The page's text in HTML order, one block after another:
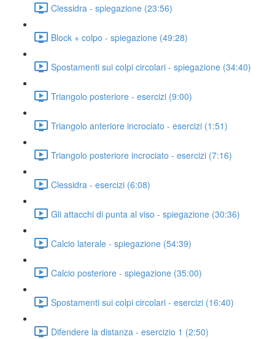
Clessidra - spiegazione (23:56)
Block + colpo - spiegazione (49:28)
Spostamenti sui colpi circolari - spiegazione (34:40)
Triangolo posteriore - esercizi (9:00)
Triangolo anteriore incrociato - esercizi (1:51)
Triangolo posteriore incrociato - esercizi (7:16)
Clessidra - esercizi (6:08)
Gli attacchi di punta al viso - spiegazione (30:36)
Calcio laterale - spiegazione (54:39)
Calcio posteriore - spiegazione (35:00)
Spostamenti sui colpi circolari - esercizi (16:40)
Difendere la distanza - esercizio 1 (2:50)